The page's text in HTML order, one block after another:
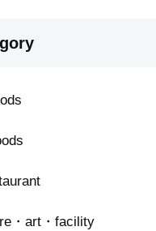
・art・facility